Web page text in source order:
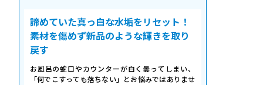
諦めていた真っ白な水垢をリセット！
素材を傷めず新品のような輝きを取り
戻す
お風呂の蛇口やカウンターが白く曇ってしまい、
「何でこすっても落ちない」とお悩みではありませ